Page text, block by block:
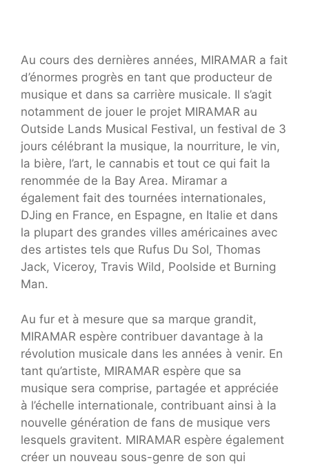
Au cours des dernières années, MIRAMAR a fait
d’énormes progrès en tant que producteur de
musique et dans sa carrière musicale. Il s’agit
notamment de jouer le projet MIRAMAR au
Outside Lands Musical Festival, un festival de 3
jours célébrant la musique, la nourriture, le vin,
la bière, l’art, le cannabis et tout ce qui fait la
renommée de la Bay Area. Miramar a
également fait des tournées internationales,
DJing en France, en Espagne, en Italie et dans
la plupart des grandes villes américaines avec
des artistes tels que Rufus Du Sol, Thomas
Jack, Viceroy, Travis Wild, Poolside et Burning
Man.
Au fur et à mesure que sa marque grandit,
MIRAMAR espère contribuer davantage à la
révolution musicale dans les années à venir. En
tant qu’artiste, MIRAMAR espère que sa
musique sera comprise, partagée et appréciée
à l’échelle internationale, contribuant ainsi à la
nouvelle génération de fans de musique vers
lesquels gravitent. MIRAMAR espère également
créer un nouveau sous-genre de son qui